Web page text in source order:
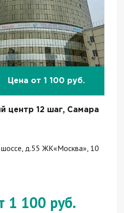
Цена от 1 100 руб.
центр 12 шаг, Самара
шоссе, д.55 ЖК«Москва», 10
1 100 руб.